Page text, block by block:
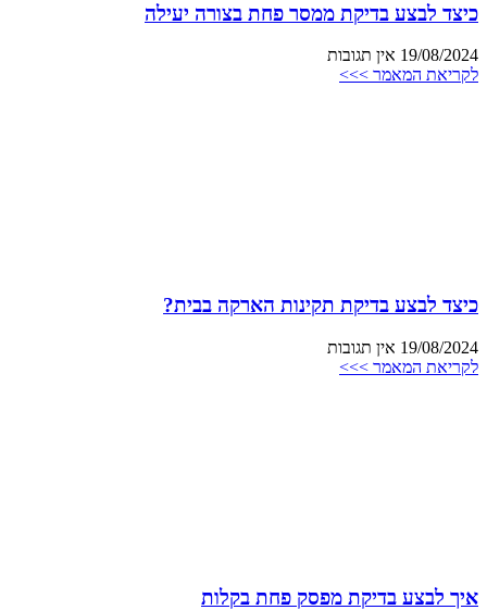
כיצד לבצע בדיקת ממסר פחת בצורה יעילה
19/08/2024 אין תגובות
לקריאת המאמר >>>
כיצד לבצע בדיקת תקינות הארקה בבית?
19/08/2024 אין תגובות
לקריאת המאמר >>>
איך לבצע בדיקת מפסק פחת בקלות